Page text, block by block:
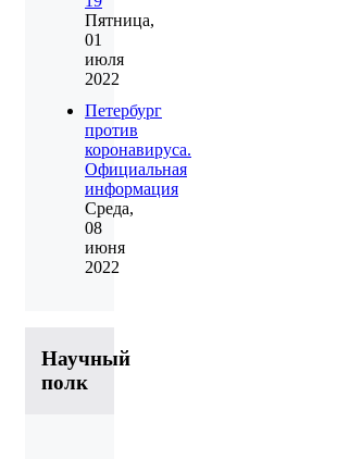
Пятница,
01
июля
2022
Петербург
против
коронавируса.
Официальная
информация
Среда,
08
июня
2022
Научный
полк